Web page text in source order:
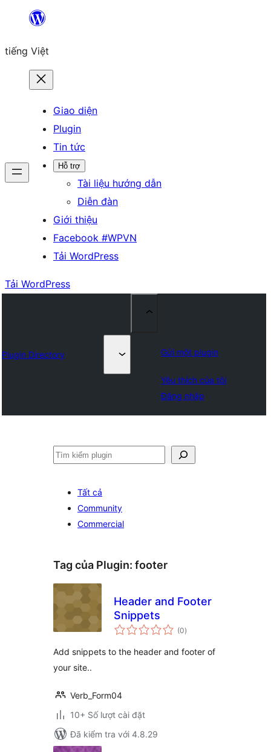
Chuyển
phần
tiếng Việt
Giao diện
Plugin
Tin tức
Hỗ trợ
Tài liệu hướng dẫn
Diễn đàn
Giới thiệu
Facebook #WPVN
Tải WordPress
Tải WordPress
Plugin Directory Gửi một plugin
Yêu thích của tôi
Đăng nhập
Tìm
Tất cả
Community
Commercial
Tag của Plugin: footer
Header and Footer
Snippets
(0tổng
đánh
)
Add snippets to the header and footer of
your site..
Verb_Form04
10+ Số lượt cài đặt
Đã kiểm tra với 4.8.29